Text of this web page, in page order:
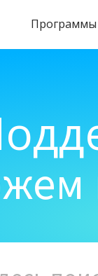
Программы